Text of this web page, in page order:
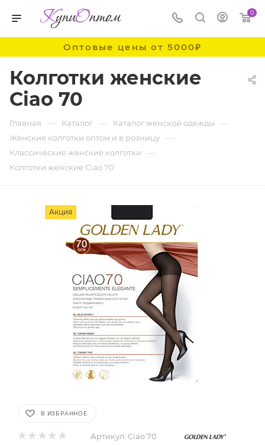
0
Оптовые цены от 5000₽
Колготки женские
Ciao 70
Главная — Каталог — Каталог женской одежды —
Женские колготки оптом и в розницу —
Классические женские колготки —
Колготки женские Ciao 70
Акция
В ИЗБРАННОЕ
Артикул: Ciao 70